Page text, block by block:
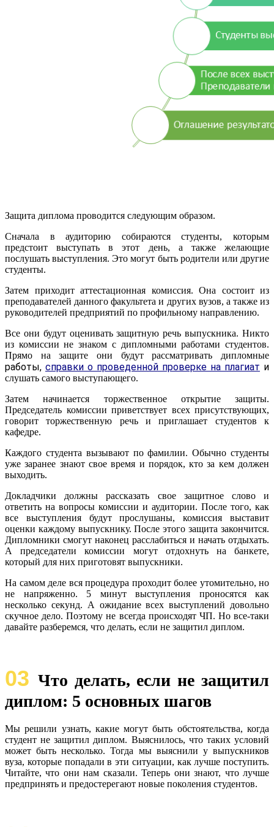
Защита диплома проводится следующим образом.
Сначала в аудиторию собираются студенты, которым
предстоит выступать в этот день, а также желающие
послушать выступления. Это могут быть родители или другие
студенты.
Затем приходит аттестационная комиссия. Она состоит из
преподавателей данного факультета и других вузов, а также из
руководителей предприятий по профильному направлению.
Все они будут оценивать защитную речь выпускника. Никто
из комиссии не знаком с дипломными работами студентов.
Прямо на защите они будут рассматривать дипломные
работы, справки о проведенной проверке на плагиат и
слушать самого выступающего.
Затем начинается торжественное открытие защиты.
Председатель комиссии приветствует всех присутствующих,
говорит торжественную речь и приглашает студентов к
кафедре.
Каждого студента вызывают по фамилии. Обычно студенты
уже заранее знают свое время и порядок, кто за кем должен
выходить.
Докладчики должны рассказать свое защитное слово и
ответить на вопросы комиссии и аудитории. После того, как
все выступления будут прослушаны, комиссия выставит
оценки каждому выпускнику. После этого защита закончится.
Дипломники смогут наконец расслабиться и начать отдыхать.
А председатели комиссии могут отдохнуть на банкете,
который для них приготовят выпускники.
На самом деле вся процедура проходит более утомительно, но
не напряженно. 5 минут выступления проносятся как
несколько секунд. А ожидание всех выступлений довольно
скучное дело. Поэтому не всегда происходят ЧП. Но все-таки
давайте разберемся, что делать, если не защитил диплом.
03 Что делать, если не защитил
диплом: 5 основных шагов
Мы решили узнать, какие могут быть обстоятельства, когда
студент не защитил диплом. Выяснилось, что таких условий
может быть несколько. Тогда мы выяснили у выпускников
вуза, которые попадали в эти ситуации, как лучше поступить.
Читайте, что они нам сказали. Теперь они знают, что лучше
предпринять и предостерегают новые поколения студентов.